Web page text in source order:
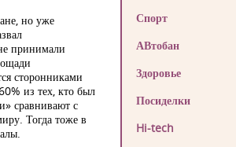
но уже
принимали
сторонниками
из тех, кто был
сравнивают с
Тогда тоже в
Спорт
АВтобан
Здоровье
Посиделки
Hi-tech